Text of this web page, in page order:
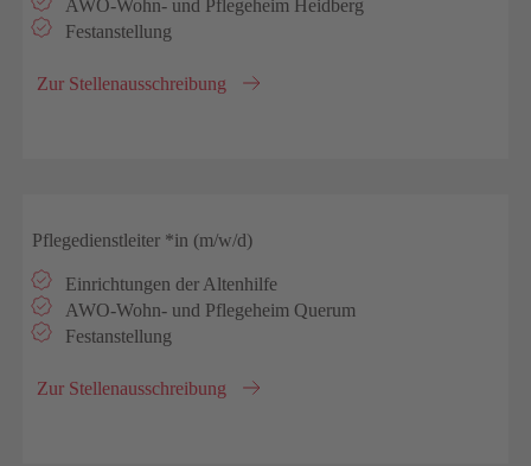
AWO-Wohn- und Pflegeheim Heidberg
Festanstellung
Zur Stellenausschreibung
Pflegedienstleiter *in (m/w/d)
Einrichtungen der Altenhilfe
AWO-Wohn- und Pflegeheim Querum
Festanstellung
Zur Stellenausschreibung